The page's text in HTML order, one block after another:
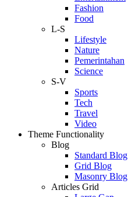
Fashion
Food
L-S
Lifestyle
Nature
Pemerintahan
Science
S-V
Sports
Tech
Travel
Video
Theme Functionality
Blog
Standard Blog
Grid Blog
Masonry Blog
Articles Grid